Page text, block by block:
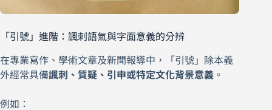
「引號」進階：諷刺語氣與字面意義的分辨
在專業寫作、學術文章及新聞報導中，「引號」除本義
外經常具備諷刺、質疑、引申或特定文化背景意義 。
例如：